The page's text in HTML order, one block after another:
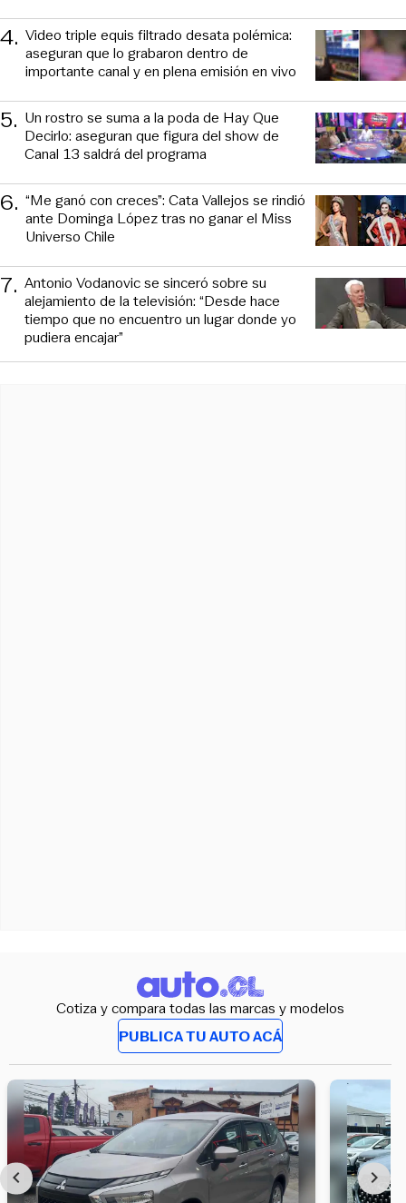
4. Video triple equis filtrado desata polémica:
aseguran que lo grabaron dentro de
importante canal y en plena emisión en vivo
5. Un rostro se suma a la poda de Hay Que
Decirlo: aseguran que figura del show de
Canal 13 saldrá del programa
6. “Me ganó con creces”: Cata Vallejos se rindió
ante Dominga López tras no ganar el Miss
Universo Chile
7. Antonio Vodanovic se sinceró sobre su
alejamiento de la televisión: “Desde hace
tiempo que no encuentro un lugar donde yo
pudiera encajar”
Cotiza y compara todas las marcas y modelos
PUBLICA TU AUTO ACÁ